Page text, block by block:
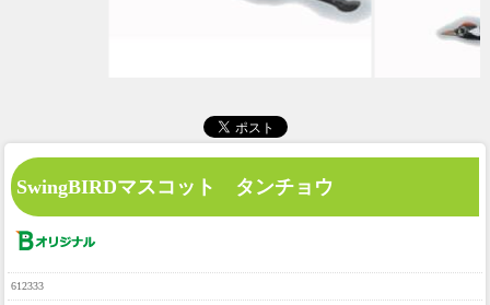
SwingBIRDマスコット タンチョウ
612333